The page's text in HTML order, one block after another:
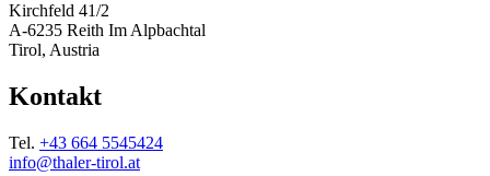
Kirchfeld 41/2
A-6235 Reith Im Alpbachtal
Tirol, Austria
Kontakt
Tel. +43 664 5545424
info@thaler-tirol.at